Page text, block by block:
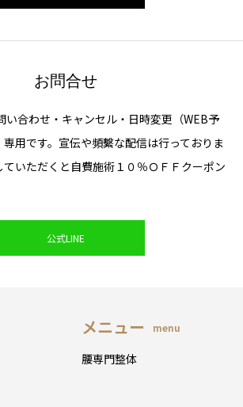
お問合せ
い合わせ・キャンセル・日時変更（WEB予
用です。宣伝や頻繫な配信は行っておりま
いただくと自費施術１０％ＯＦＦクーポン
公式LINE
メニュー menu
腰専門整体